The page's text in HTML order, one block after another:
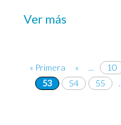
Ver más
« Primera « ... 10
53
54 55